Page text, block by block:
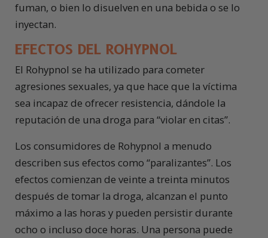
fuman, o bien lo disuelven en una bebida o se lo
inyectan.
EFECTOS DEL ROHYPNOL
El Rohypnol se ha utilizado para cometer
agresiones sexuales, ya que hace que la víctima
sea incapaz de ofrecer resistencia, dándole la
reputación de una droga para “violar en citas”.
Los consumidores de Rohypnol a menudo
describen sus efectos como “paralizantes”. Los
efectos comienzan de veinte a treinta minutos
después de tomar la droga, alcanzan el punto
máximo a las horas y pueden persistir durante
ocho o incluso doce horas. Una persona puede